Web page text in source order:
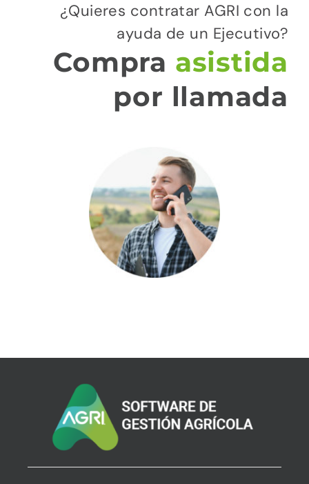
¿Quieres contratar AGRI con la
ayuda de un Ejecutivo?
Compra asistida
por llamada